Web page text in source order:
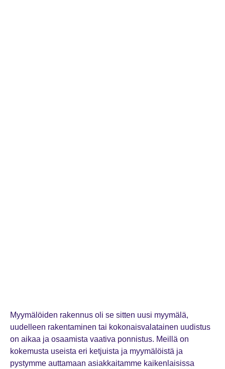
Myymälöiden rakennus oli se sitten uusi myymälä,
uudelleen rakentaminen tai kokonaisvalatainen uudistus
on aikaa ja osaamista vaativa ponnistus. Meillä on
kokemusta useista eri ketjuista ja myymälöistä ja
pystymme auttamaan asiakkaitamme kaikenlaisissa